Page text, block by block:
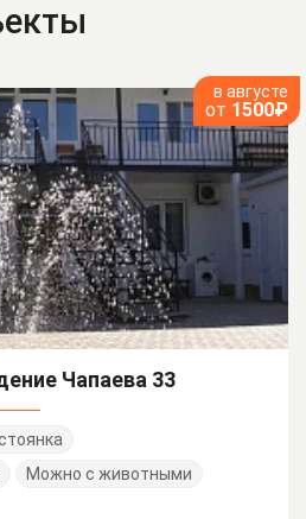
в августе
от 1500₽
Чапаева 33
Можно с животными